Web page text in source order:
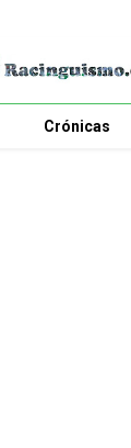
Crónicas